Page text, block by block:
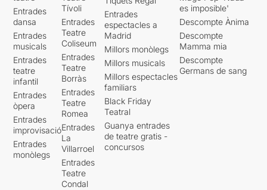
Entrades
dansa
Entrades
musicals
Entrades
teatre
infantil
Entrades
òpera
Entrades
improvisació
Entrades
monòlegs
Tívoli
Entrades
Teatre
Coliseum
Entrades
Teatre
Borràs
Entrades
Teatre
Romea
Entrades
La
Villarroel
Entrades
Teatre
Condal
Entrades
espectacles a
Madrid
Millors monòlegs
Millors musicals
Millors espectacles
familiars
Black Friday
Teatral
Guanya entrades
de teatre gratis -
concursos
es imposible'
Descompte Ànima
Descompte
Mamma mia
Descompte
Germans de sang